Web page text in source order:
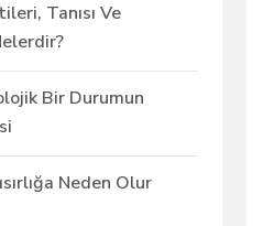
Tanısı Ve
Bir Durumun
Neden Olur